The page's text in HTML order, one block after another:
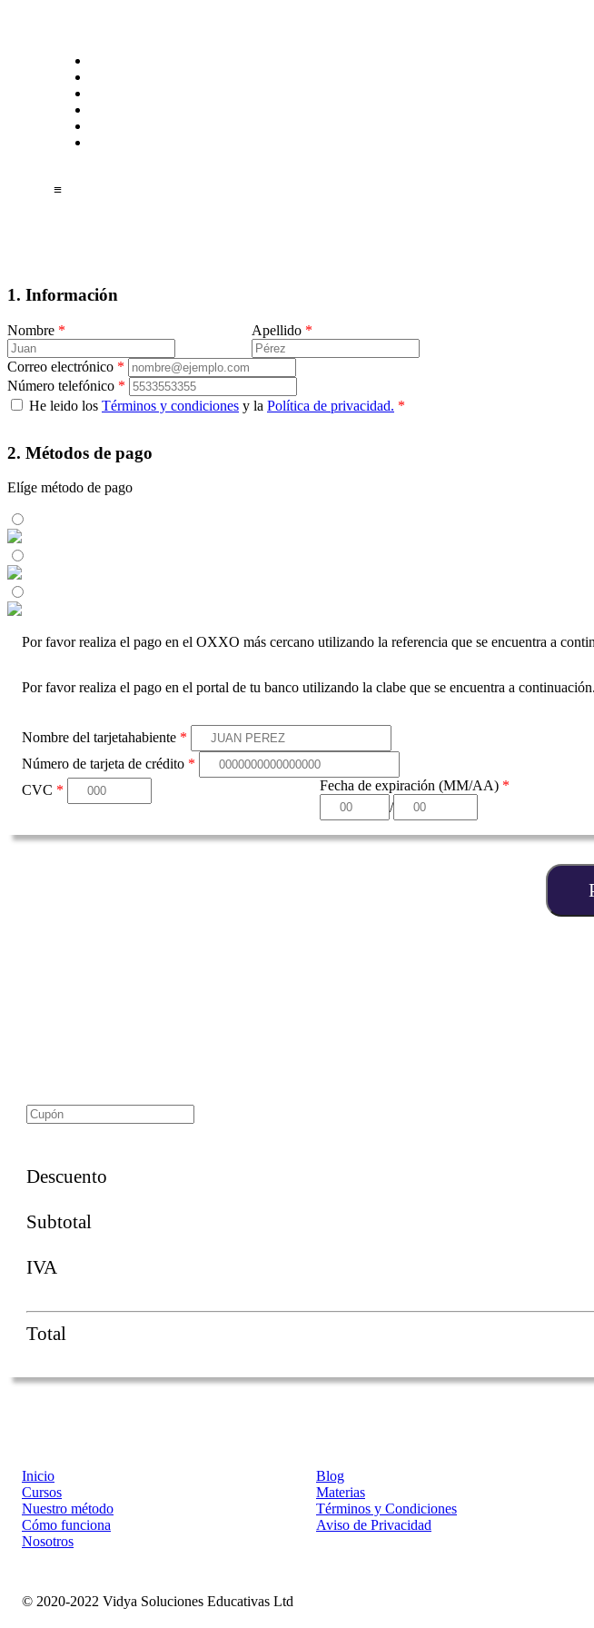
≡
1. Información
Nombre * Apellido *
Correo electrónico *
Número telefónico *
He leido los Términos y condiciones y la Política de privacidad. *
2. Métodos de pago
Elíge método de pago
Por favor realiza el pago en el OXXO más cercano utilizando la referencia que se encuentra a
Por favor realiza el pago en el portal de tu banco utilizando la clabe que se encuentra a
Nombre del tarjetahabiente *
Número de tarjeta de crédito *
CVC * Fecha de expiración (MM/AA) *
/
Descuento
Subtotal
IVA
Total
Inicio
Cursos
Nuestro método
Cómo funciona
Nosotros
Blog
Materias
Términos y Condiciones
Aviso de Privacidad
© 2020-2022 Vidya Soluciones Educativas Ltd